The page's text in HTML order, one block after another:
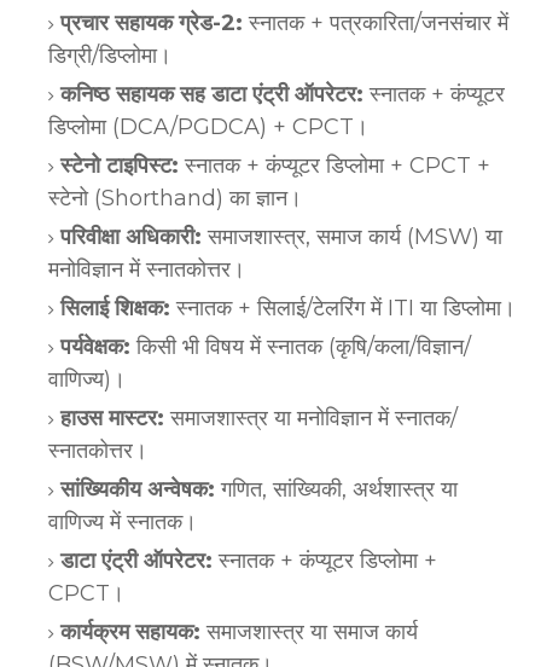
प्रचार सहायक ग्रेड-2: स्नातक + पत्रकारिता/जनसंचार में
डिग्री/डिप्लोमा।
कनिष्ठ सहायक सह डाटा एंट्री ऑपरेटर: स्नातक + कंप्यूटर
डिप्लोमा (DCA/PGDCA) + CPCT।
स्टेनो टाइपिस्ट: स्नातक + कंप्यूटर डिप्लोमा + CPCT +
स्टेनो (Shorthand) का ज्ञान।
परिवीक्षा अधिकारी: समाजशास्त्र, समाज कार्य (MSW) या
मनोविज्ञान में स्नातकोत्तर।
सिलाई शिक्षक: स्नातक + सिलाई/टेलरिंग में ITI या डिप्लोमा।
पर्यवेक्षक: किसी भी विषय में स्नातक (कृषि/कला/विज्ञान/
वाणिज्य)।
हाउस मास्टर: समाजशास्त्र या मनोविज्ञान में स्नातक/
स्नातकोत्तर।
सांख्यिकीय अन्वेषक: गणित, सांख्यिकी, अर्थशास्त्र या
वाणिज्य में स्नातक।
डाटा एंट्री ऑपरेटर: स्नातक + कंप्यूटर डिप्लोमा +
CPCT।
कार्यक्रम सहायक: समाजशास्त्र या समाज कार्य